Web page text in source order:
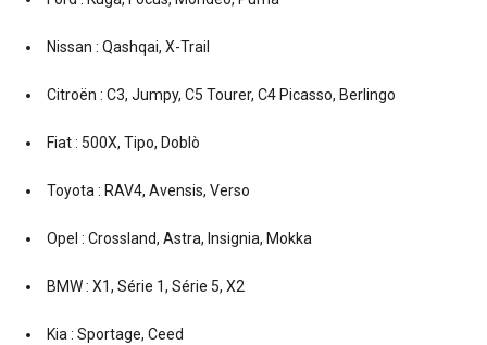
Nissan : Qashqai, X-Trail
Citroën : C3, Jumpy, C5 Tourer, C4 Picasso, Berlingo
Fiat : 500X, Tipo, Doblò
Toyota : RAV4, Avensis, Verso
Opel : Crossland, Astra, Insignia, Mokka
BMW : X1, Série 1, Série 5, X2
Kia : Sportage, Ceed